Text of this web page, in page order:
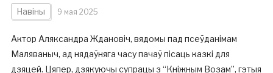
Навіны 9 мая 2025
Актор Аляксандра Ждановіч, вядомы пад псеўданімам
Маляваныч, ад нядаўняга часу пачаў пісаць казкі для
дзяцей. Цяпер, дзякуючы супрацы з “Кніжным Возам”, гэтыя